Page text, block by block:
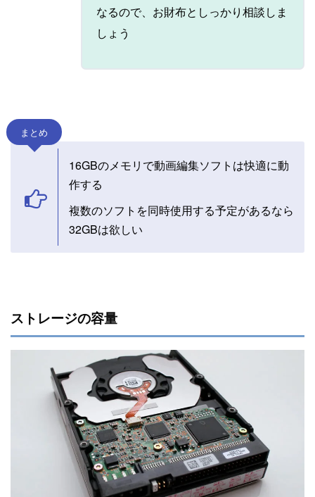
なるので、お財布としっかり相談しま
しょう
まとめ
16GBのメモリで動画編集ソフトは快適に動
作する
複数のソフトを同時使用する予定があるなら
32GBは欲しい
ストレージの容量